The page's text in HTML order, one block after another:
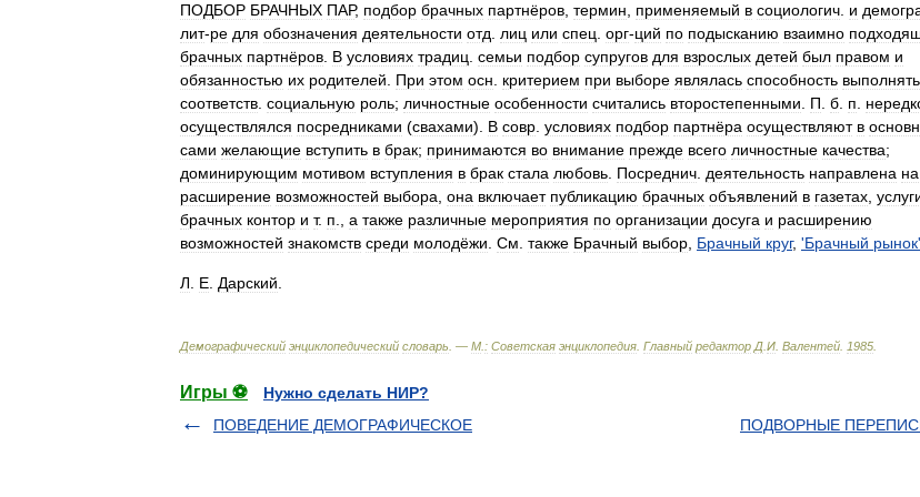
ПОДБOР БРАЧНЫХ ПАР, подбор брачных партнёров термин применяемый в социологич и
лит-ре для обозначения деятельности отд лиц или спец орг-ций по подысканию взаимно
брачных партнёров В условиях традиц семьи подбор супругов для взрослых детей был правом и
обязанностью их родителей При этом осн критерием при выборе являлась способность выполнять
соответств социальную роль; личностные особенности считались второстепенными П б п
осуществлялся посредниками (свахами). В совр условиях подбор партнёра осуществляют в
сами желающие вступить в брак; принимаются во внимание прежде всего личностные качества;
доминирующим мотивом вступления в брак стала любовь Посреднич деятельность направлена на
расширение возможностей выбора она включает публикацию брачных объявлений в газетах
брачных контор и т. п а также различные мероприятия по организации досуга и расширению
возможностей знакомств среди молодёжи См также Брачный выбор Брачный круг, 'Брачный рынок'
Л Е Дарский
Демографический энциклопедический словарь . — М : Советская энциклопедия Главный редактор Д И Валентей 1985
Игры ⚽
Нужно сделать НИР?
ПОВЕДЕНИЕ ДЕМОГРАФИЧЕСКОЕ
ПОДВOРНЫЕ